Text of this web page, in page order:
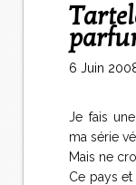
Tartelettes de polenta
6 Juin
Je fais
ma série
Mais ne
Ce pays